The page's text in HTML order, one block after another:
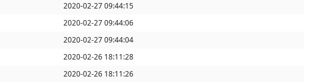
2020-02-27 09:44:15
2020-02-27 09:44:06
2020-02-27 09:44:04
2020-02-26 18:11:28
2020-02-26 18:11:26